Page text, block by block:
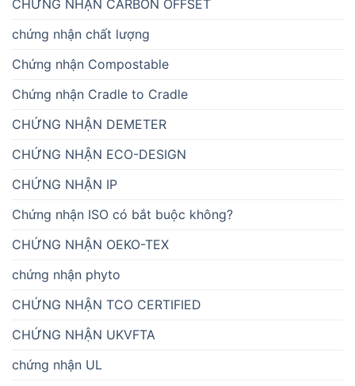
CHỨNG NHẬN CARBON OFFSET
chứng nhận chất lượng
Chứng nhận Compostable
Chứng nhận Cradle to Cradle
CHỨNG NHẬN DEMETER
CHỨNG NHẬN ECO-DESIGN
CHỨNG NHẬN IP
Chứng nhận ISO có bắt buộc không?
CHỨNG NHẬN OEKO-TEX
chứng nhận phyto
CHỨNG NHẬN TCO CERTIFIED
CHỨNG NHẬN UKVFTA
chứng nhận UL